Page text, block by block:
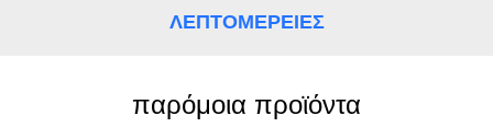
ΛΕΠΤΟΜΈΡΕΙΕΣ
παρόμοια προϊόντα